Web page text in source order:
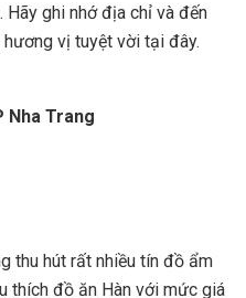
Hãy ghi nhớ địa chỉ và đến
vị tuyệt vời tại đây.
Nha Trang
thu hút rất nhiều tín đồ ẩm
thích đồ ăn Hàn với mức giá